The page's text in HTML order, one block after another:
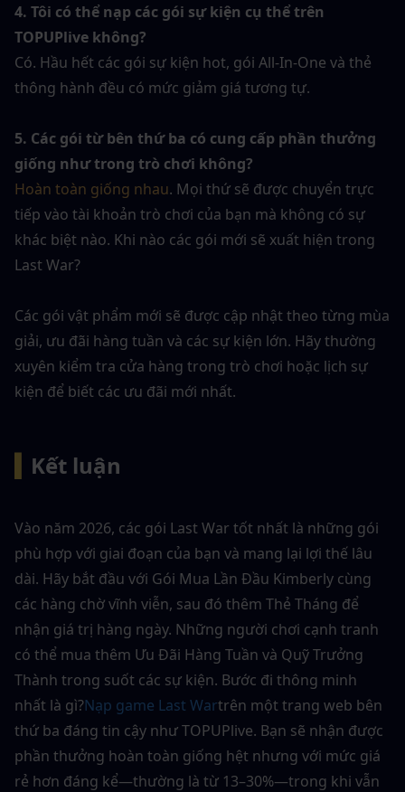
4. Tôi có thể nạp các gói sự kiện cụ thể trên
TOPUPlive không?
Có. Hầu hết các gói sự kiện hot, gói All-In-One và thẻ
thông hành đều có mức giảm giá tương tự.
5. Các gói từ bên thứ ba có cung cấp phần thưởng
giống như trong trò chơi không?
Hoàn toàn giống nhau. Mọi thứ sẽ được chuyển trực
tiếp vào tài khoản trò chơi của bạn mà không có sự
khác biệt nào. Khi nào các gói mới sẽ xuất hiện trong
Last War?
Các gói vật phẩm mới sẽ được cập nhật theo từng mùa
giải, ưu đãi hàng tuần và các sự kiện lớn. Hãy thường
xuyên kiểm tra cửa hàng trong trò chơi hoặc lịch sự
kiện để biết các ưu đãi mới nhất.
Kết luận
Vào năm 2026, các gói Last War tốt nhất là những gói
phù hợp với giai đoạn của bạn và mang lại lợi thế lâu
dài. Hãy bắt đầu với Gói Mua Lần Đầu Kimberly cùng
các hàng chờ vĩnh viễn, sau đó thêm Thẻ Tháng để
nhận giá trị hàng ngày. Những người chơi cạnh tranh
có thể mua thêm Ưu Đãi Hàng Tuần và Quỹ Trưởng
Thành trong suốt các sự kiện. Bước đi thông minh
nhất là gì?Nạp game Last Wartrên một trang web bên
thứ ba đáng tin cậy như TOPUPlive. Bạn sẽ nhận được
phần thưởng hoàn toàn giống hệt nhưng với mức giá
rẻ hơn đáng kể—thường là từ 13–30%—trong khi vẫn